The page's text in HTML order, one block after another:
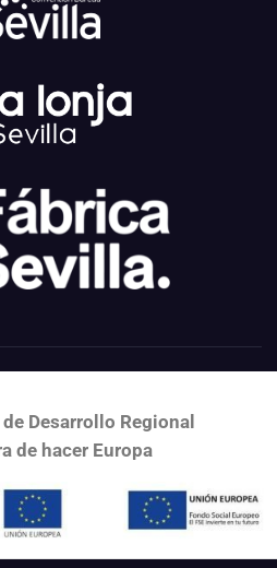
Desarrollo Regional
de hacer Europa